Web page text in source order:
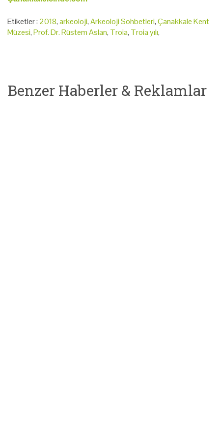
Etiketler :2018,arkeoloji,Arkeoloji Sohbetleri,Çanakkale Kent
Müzesi,Prof. Dr. Rüstem Aslan, Troia, Troia yılı,
Benzer Haberler & Reklamlar